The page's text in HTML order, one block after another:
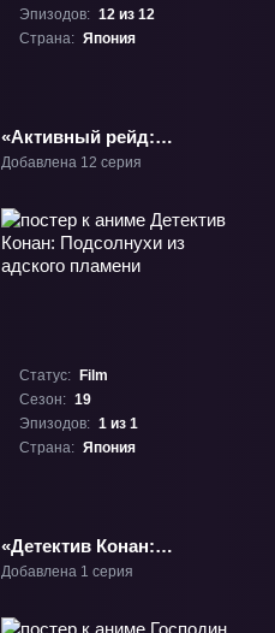
Эпизодов: 12 из 12
Страна: Япония
«Активный рейд:
Мобильная боевая
отряд» ТВ-1
Добавлена 12 серия
Статус:
Film
Сезон: 19
Эпизодов: 1 из 1
Страна: Япония
«Детектив Конан:
Подсолнухи из адского
Добавлена 1 серия